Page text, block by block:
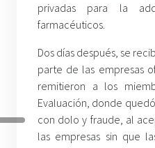
privadas para la
farmacéuticos.
Dos días después, se
parte de las empresas
remitieron a los
Evaluación, donde
con dolo y fraude, al
las empresas sin que